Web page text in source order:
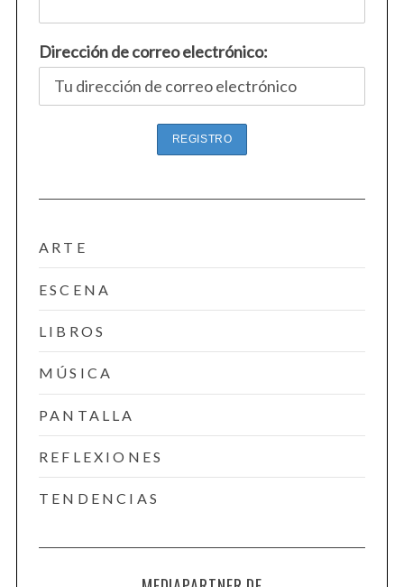
Dirección de correo electrónico:
ARTE
ESCENA
LIBROS
MÚSICA
PANTALLA
REFLEXIONES
TENDENCIAS